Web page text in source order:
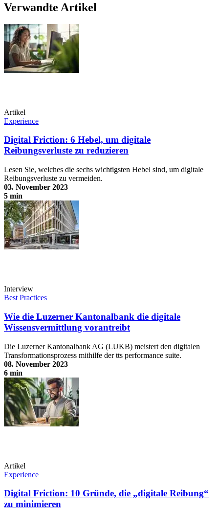
Verwandte Artikel
Artikel
Experience
Digital Friction: 6 Hebel, um digitale
Reibungsverluste zu reduzieren
Lesen Sie, welches die sechs wichtigsten Hebel sind, um digitale
Reibungsverluste zu vermeiden.
03. November 2023
5 min
Digital Friction: 6 Hebel, um digitale Reibungsverluste zu reduzieren
Interview
Best Practices
Wie die Luzerner Kantonalbank die digitale
Wissensvermittlung vorantreibt
Die Luzerner Kantonalbank AG (LUKB) meistert den digitalen
Transformationsprozess mithilfe der tts performance suite.
08. November 2023
6 min
Wie die Luzerner Kantonalbank die digitale Wissensvermittlung
vorantreibt
Artikel
Experience
Digital Friction: 10 Gründe, die „digitale Reibung“
zu minimieren